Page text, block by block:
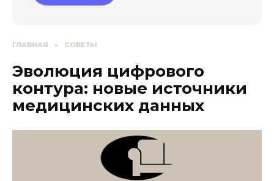
ГЛАВНАЯ » СОВЕТЫ
Эволюция цифрового
контура: новые источники
медицинских данных